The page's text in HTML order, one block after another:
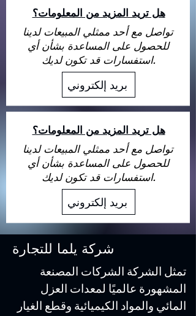
هل تريد المزيد من المعلومات؟
تواصل مع أحد ممثلي المبيعات لدينا
للحصول على المساعدة بشأن أي
استفسارات قد تكون لديك.
بريد إلكتروني
هل تريد المزيد من المعلومات؟
تواصل مع أحد ممثلي المبيعات لدينا
للحصول على المساعدة بشأن أي
استفسارات قد تكون لديك.
بريد إلكتروني
شركة يلما للتجارة
تمثل الشركة الشركات المصنعة
المشهورة عالميًا لمعدات العزل
المائي والمواد الكيميائية وقطع الغيار